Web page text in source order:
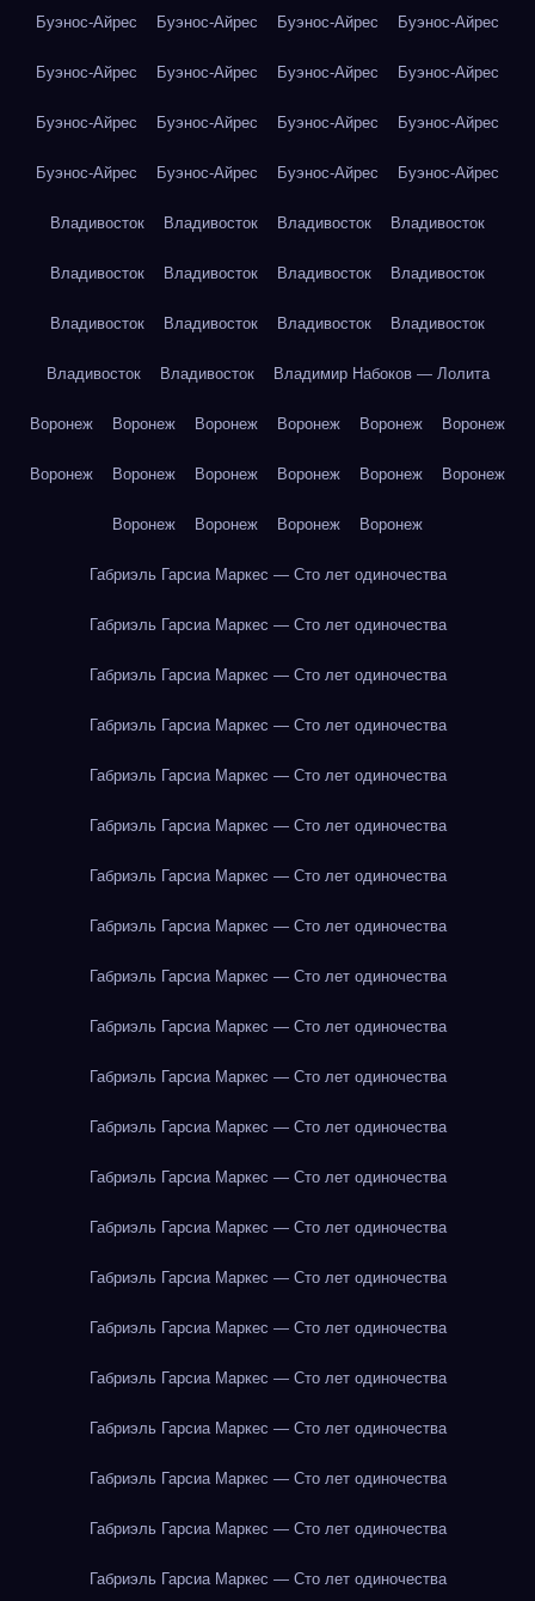
Буэнос-Айрес Буэнос-Айрес Буэнос-Айрес Буэнос-Айрес
Буэнос-Айрес Буэнос-Айрес Буэнос-Айрес Буэнос-Айрес
Буэнос-Айрес Буэнос-Айрес Буэнос-Айрес Буэнос-Айрес
Буэнос-Айрес Буэнос-Айрес Буэнос-Айрес Буэнос-Айрес
Владивосток Владивосток Владивосток Владивосток
Владивосток Владивосток Владивосток Владивосток
Владивосток Владивосток Владивосток Владивосток
Владивосток Владивосток Владимир Набоков — Лолита
Воронеж Воронеж Воронеж Воронеж Воронеж Воронеж
Воронеж Воронеж Воронеж Воронеж Воронеж Воронеж
Воронеж Воронеж Воронеж Воронеж
Габриэль Гарсиа Маркес — Сто лет одиночества
Габриэль Гарсиа Маркес — Сто лет одиночества
Габриэль Гарсиа Маркес — Сто лет одиночества
Габриэль Гарсиа Маркес — Сто лет одиночества
Габриэль Гарсиа Маркес — Сто лет одиночества
Габриэль Гарсиа Маркес — Сто лет одиночества
Габриэль Гарсиа Маркес — Сто лет одиночества
Габриэль Гарсиа Маркес — Сто лет одиночества
Габриэль Гарсиа Маркес — Сто лет одиночества
Габриэль Гарсиа Маркес — Сто лет одиночества
Габриэль Гарсиа Маркес — Сто лет одиночества
Габриэль Гарсиа Маркес — Сто лет одиночества
Габриэль Гарсиа Маркес — Сто лет одиночества
Габриэль Гарсиа Маркес — Сто лет одиночества
Габриэль Гарсиа Маркес — Сто лет одиночества
Габриэль Гарсиа Маркес — Сто лет одиночества
Габриэль Гарсиа Маркес — Сто лет одиночества
Габриэль Гарсиа Маркес — Сто лет одиночества
Габриэль Гарсиа Маркес — Сто лет одиночества
Габриэль Гарсиа Маркес — Сто лет одиночества
Габриэль Гарсиа Маркес — Сто лет одиночества